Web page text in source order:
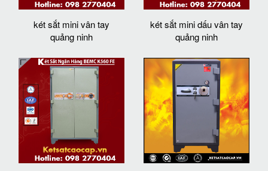
két sắt mini vân tay
quảng ninh
két sắt mini dấu vân tay
quảng ninh